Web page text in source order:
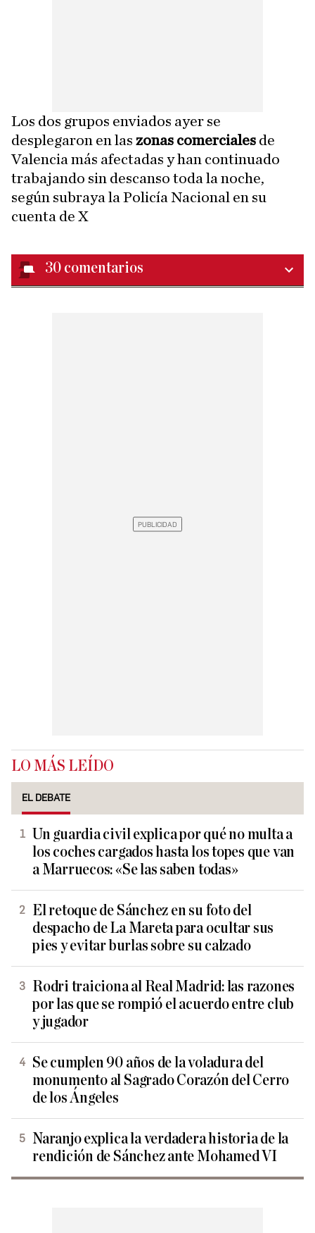
Los dos grupos enviados ayer se
desplegaron en las zonas comerciales de
Valencia más afectadas y han continuado
trabajando sin descanso toda la noche,
según subraya la Policía Nacional en su
cuenta de X
30 comentarios
LO MÁS LEÍDO
EL DEBATE
Un guardia civil explica por qué no multa a
los coches cargados hasta los topes que van
a Marruecos: «Se las saben todas»
El retoque de Sánchez en su foto del
despacho de La Mareta para ocultar sus
pies y evitar burlas sobre su calzado
Rodri traiciona al Real Madrid: las razones
por las que se rompió el acuerdo entre club
y jugador
Se cumplen 90 años de la voladura del
monumento al Sagrado Corazón del Cerro
de los Ángeles
Naranjo explica la verdadera historia de la
rendición de Sánchez ante Mohamed VI